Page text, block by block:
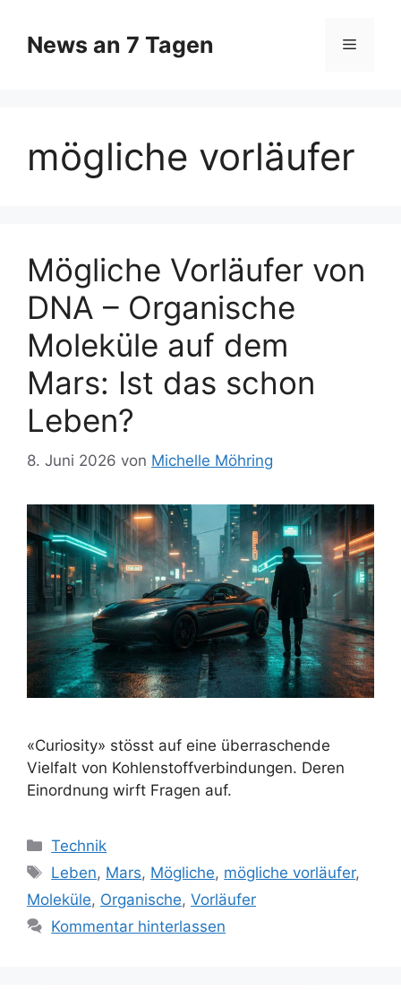
Inhalt
springen
News an 7 Tagen Menü
mögliche vorläufer
Mögliche Vorläufer von
DNA – Organische
Moleküle auf dem
Mars: Ist das schon
Leben?
8. Juni 2026 von Michelle Möhring
«Curiosity» stösst auf eine überraschende
Vielfalt von Kohlenstoffverbindungen. Deren
Einordnung wirft Fragen auf.
Kategorien
Technik
Schlagwörter
Leben, Mars, Mögliche, mögliche vorläufer,
Moleküle, Organische, Vorläufer
Kommentar hinterlassen